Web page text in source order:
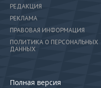
РЕДАКЦИЯ
РЕКЛАМА
ПРАВОВАЯ ИНФОРМАЦИЯ
ПОЛИТИКА О ПЕРСОНАЛЬНЫХ
ДАННЫХ
Полная версия